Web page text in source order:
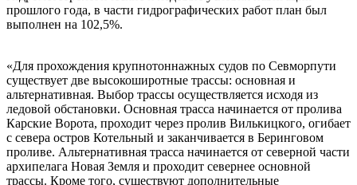
прошлого года, в части гидрографических работ план был
выполнен на 102,5%.
«Для прохождения крупнотоннажных судов по Севморпути
существует две высокоширотные трассы: основная и
альтернативная. Выбор трассы осуществляется исходя из
ледовой обстановки. Основная трасса начинается от пролива
Карские Ворота, проходит через пролив Вилькицкого, огибает
с севера остров Котельный и заканчивается в Беринговом
проливе. Альтернативная трасса начинается от северной части
архипелага Новая Земля и проходит севернее основной
трассы. Кроме того, существуют дополнительные